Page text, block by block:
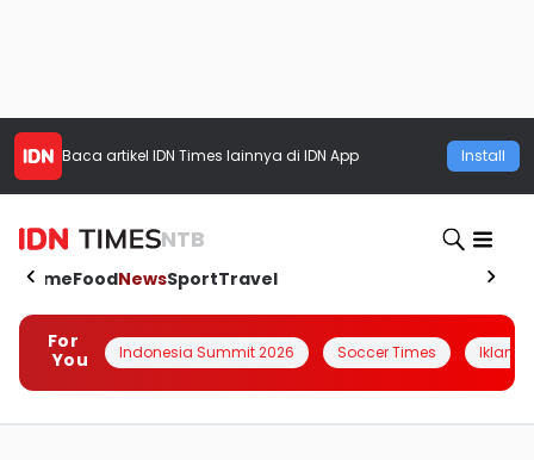
Baca artikel IDN Times lainnya di IDN App Install
NTB
HomeFoodNewsSportTravel
For
You
Indonesia Summit 2026 Soccer Times Iklanin